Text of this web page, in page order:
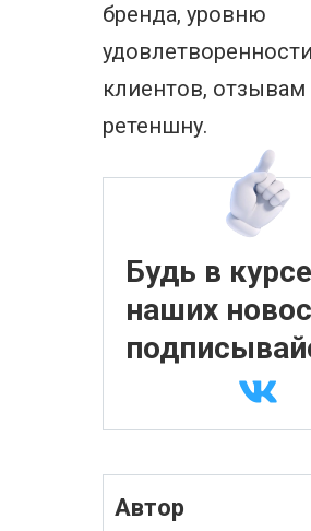
бренда, уровню
удовлетворенности
клиентов, отзывам
ретеншну.
Будь в курсе
наших
Автор